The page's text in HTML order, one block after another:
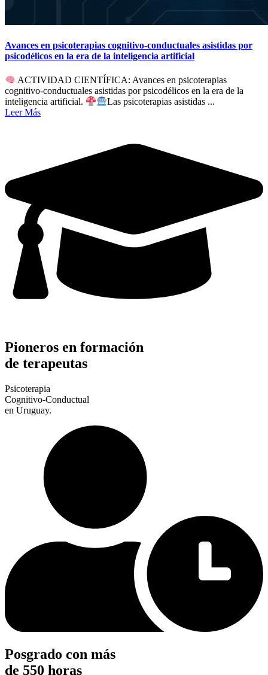
Avances en psicoterapias cognitivo-conductuales asistidas por
psicodélicos en la era de la inteligencia artificial
ACTIVIDAD CIENTÍFICA: Avances en psicoterapias
cognitivo-conductuales asistidas por psicodélicos en la era de la
inteligencia artificial.
Las psicoterapias asistidas ...
Leer Más
Pioneros en formación
de terapeutas
Psicoterapia
Cognitivo-Conductual
en Uruguay.
Posgrado con más
de 550 horas